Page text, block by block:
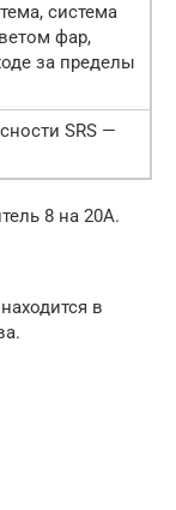
система
фар,
за пределы
SRS —
8 на 20А.
в